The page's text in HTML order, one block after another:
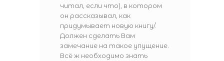
читал, если что), в котором
он рассказывал, как
придумывает новую книгу/.
Должен сделать Вам
замечание на такое упущение.
Всё ж необходимо знать